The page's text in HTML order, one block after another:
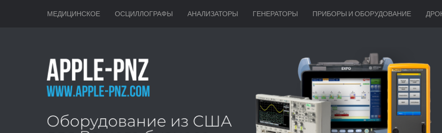
МЕДИЦИНСКОЕ ОСЦИЛЛОГРАФЫ АНАЛИЗАТОРЫ ГЕНЕРАТОРЫ ПРИБОРЫ И ОБОРУДОВАНИЕ